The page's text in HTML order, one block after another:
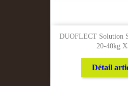
DUOFLECT Solution
20-40kg
Détail